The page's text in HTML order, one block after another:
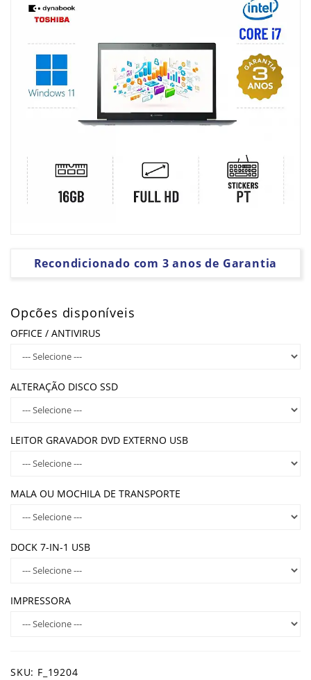
GRÁFICAS
SOFTWARE
Recondicionado com 3 anos de Garantia
Opcões disponíveis
OFFICE / ANTIVIRUS
ALTERAÇÃO DISCO SSD
LEITOR GRAVADOR DVD EXTERNO USB
MALA OU MOCHILA DE TRANSPORTE
DOCK 7-IN-1 USB
IMPRESSORA
SKU: F_19204